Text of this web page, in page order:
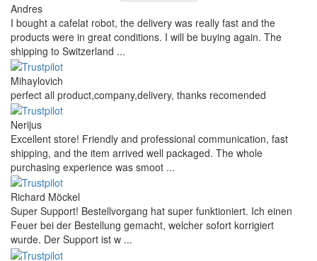
Andres
I bought a cafelat robot, the delivery was really fast and the
products were in great conditions. I will be buying again. The
shipping to Switzerland ...
Mihaylovich
perfect all product,company,delivery, thanks recomended
Nerijus
Excellent store! Friendly and professional communication, fast
shipping, and the item arrived well packaged. The whole
purchasing experience was smoot ...
Richard Möckel
Super Support! Bestellvorgang hat super funktioniert. Ich einen
Feuer bei der Bestellung gemacht, welcher sofort korrigiert
wurde. Der Support ist w ...